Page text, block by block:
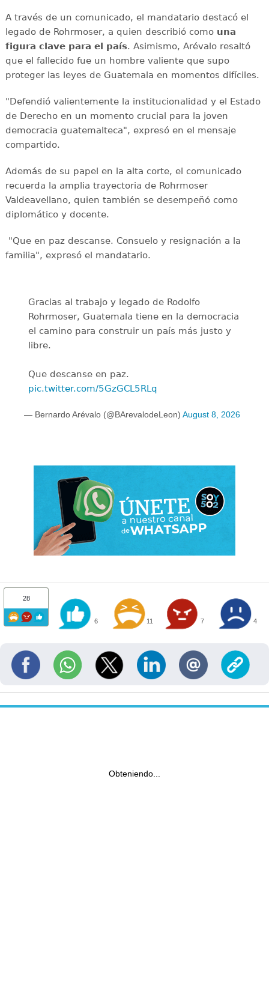
A través de un comunicado, el mandatario destacó el
legado de Rohrmoser, a quien describió comouna
figura clave para el país. Asimismo, Arévalo resaltó
que el fallecido fue un hombre valiente que supo
proteger las leyes de Guatemala en momentos difíciles.
"Defendió valientemente la institucionalidad y el Estado
de Derecho en un momento crucial para la joven
democracia guatemalteca", expresó en el mensaje
compartido.
Además de su papel en la alta corte, el comunicado
recuerda la amplia trayectoria de Rohrmoser
Valdeavellano, quien también se desempeñó como
diplomático y docente.
"Que en paz descanse. Consuelo y resignación a la
familia", expresó el mandatario.
Gracias al trabajo y legado de Rodolfo
Rohrmoser, Guatemala tiene en la democracia
el camino para construir un país más justo y
libre.
Que descanse en paz.
pic.twitter.com/5GzGCL5RLq
— Bernardo Arévalo (@BArevalodeLeon) August 8, 2026
28
6 11 7 4
Obteniendo...